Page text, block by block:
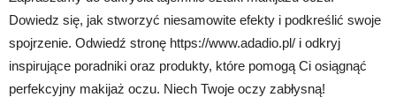
Dowiedz się, jak stworzyć niesamowite efekty i podkreślić swoje
spojrzenie. Odwiedź stronę https://www.adadio.pl/ i odkryj
inspirujące poradniki oraz produkty, które pomogą Ci osiągnąć
perfekcyjny makijaż oczu. Niech Twoje oczy zabłysną!